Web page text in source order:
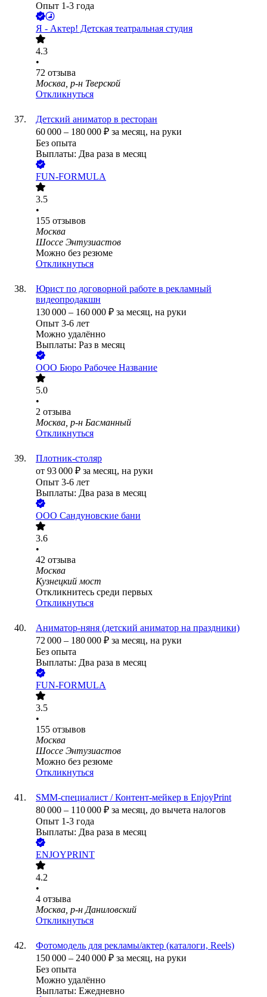
Опыт 1-3 года
Я - Актер! Детская театральная студия
4.3
•
72 отзыва
Москва, р-н Тверской
Откликнуться
Детский аниматор в ресторан
60 000 – 180 000 ₽ за месяц, на руки
Без опыта
Выплаты: Два раза в месяц
FUN-FORMULA
3.5
•
155 отзывов
Москва
Шоссе Энтузиастов
Можно без резюме
Откликнуться
Юрист по договорной работе в рекламный
видеопродакшн
130 000 – 160 000 ₽ за месяц, на руки
Опыт 3-6 лет
Можно удалённо
Выплаты: Раз в месяц
ООО Бюро Рабочее Название
5.0
•
2 отзыва
Москва, р-н Басманный
Откликнуться
Плотник-столяр
от 93 000 ₽ за месяц, на руки
Опыт 3-6 лет
Выплаты: Два раза в месяц
ООО Сандуновские бани
3.6
•
42 отзыва
Москва
Кузнецкий мост
Откликнитесь среди первых
Откликнуться
Аниматор-няня (детский аниматор на праздники)
72 000 – 180 000 ₽ за месяц, на руки
Без опыта
Выплаты: Два раза в месяц
FUN-FORMULA
3.5
•
155 отзывов
Москва
Шоссе Энтузиастов
Можно без резюме
Откликнуться
SMM-специалист / Контент-мейкер в EnjoyPrint
80 000 – 110 000 ₽ за месяц, до вычета налогов
Опыт 1-3 года
Выплаты: Два раза в месяц
ENJOYPRINT
4.2
•
4 отзыва
Москва, р-н Даниловский
Откликнуться
Фотомодель для рекламы/актер (каталоги, Reels)
150 000 – 240 000 ₽ за месяц, на руки
Без опыта
Можно удалённо
Выплаты: Ежедневно